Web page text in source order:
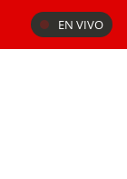
EN VIVO